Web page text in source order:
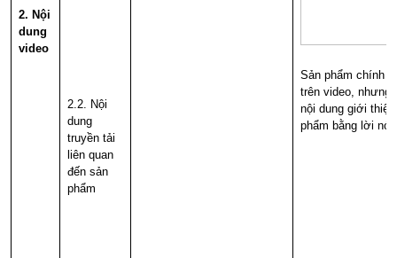
2. Nội
dung
video
2.2. Nội
dung
truyền tải
liên quan
đến sản
phẩm
Sản phẩm chính
trên video, nhưng
nội dung giới
phẩm bằng lời